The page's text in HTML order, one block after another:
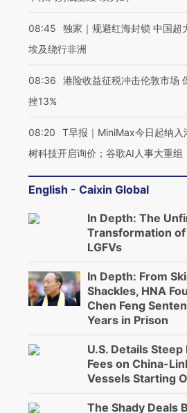
08:45
独家｜规避红海封锁 中国超
埃及绕行非洲
08:36
港险收益征税冲击伦敦市场
挫13%
08:20
T早报｜MiniMax今日起纳入
树科技开启询价；谷歌AI人事大重组
English - Caixin Global
In Depth: The
Transformation of
LGFVs
In Depth: From
Shackles, HNA
Chen Feng
Years in Prison
U.S. Details Steep
Fees on China-
Vessels Starting
The Shady Deals